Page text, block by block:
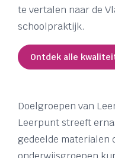
te vertalen naar de
schoolpraktijk.
Ontdek alle
Doelgroepen van
Leerpunt streeft
gedeelde materialen